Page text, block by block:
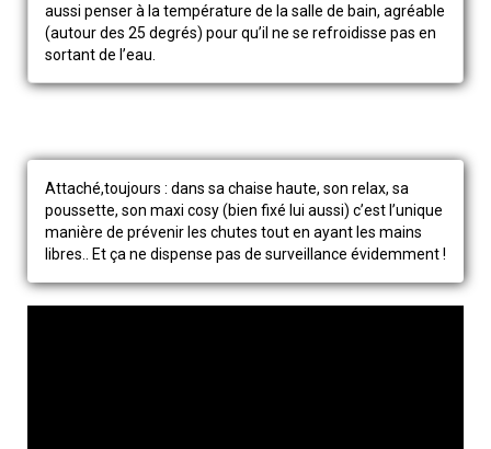
aussi penser à la température de la salle de bain, agréable
(autour des 25 degrés) pour qu’il ne se refroidisse pas en
sortant de l’eau.
Attaché,toujours : dans sa chaise haute, son relax, sa
poussette, son maxi cosy (bien fixé lui aussi) c’est l’unique
manière de prévenir les chutes tout en ayant les mains
libres.. Et ça ne dispense pas de surveillance évidemment !